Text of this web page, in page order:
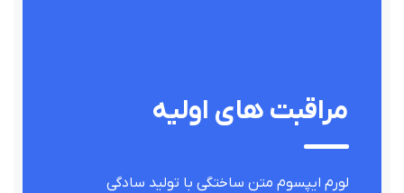
مراقبت های اولیه
لورم ایپسوم متن ساختگی با تولید سادگی